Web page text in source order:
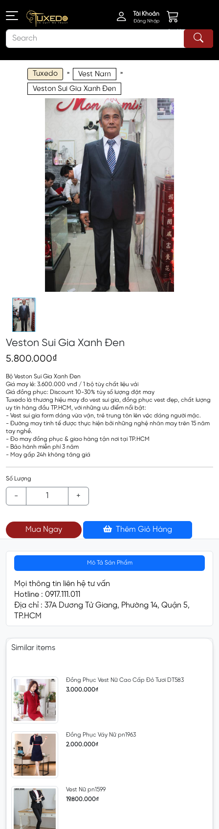
Tài Khoản
Đăng Nhập
Giỏ Hàng
Tuxedo » Vest Nam »
Veston Sui Gia Xanh Đen
Veston Sui Gia Xanh Đen
5.800.000₫
Bộ Veston Sui Gia Xanh Đen
Giá may lẻ: 3.600.000 vnđ / 1 bộ tùy chất liệu vải
Giá đồng phục: Discount 10-30% tùy số lượng đặt may
Tuxedo là thương hiệu may đo vest sui gia, đồng phục vest đẹp, chất lượng
uy tín hàng đầu TP.HCM, với những ưu điểm nổi bật:
- Vest sui gia form dáng vừa vặn, trẻ trung tôn lên vóc dáng người mặc.
- Đường may tinh tế được thực hiện bởi những nghệ nhân may trên 15 năm
tay nghề.
- Đo may đồng phục & giao hàng tận nơi tại TP.HCM
- Bảo hành miễn phí 3 năm
- May gấp 24h không tăng giá
Số Lượng
- +
Mua Ngay Thêm Giỏ Hàng
Mô Tả Sản Phẩm
Mọi thông tin liên hệ tư vấn
Hotline : 0917.111.011
Địa chỉ : 37A Dương Tử Giang, Phường 14, Quận 5,
TP.HCM
Similar items
Đồng Phục Vest Nữ Cao Cấp Đỏ Tươi DT583
3.000.000₫
Đồng Phục Váy Nữ pn1963
2.000.000₫
Vest Nữ pn1599
19.800.000₫